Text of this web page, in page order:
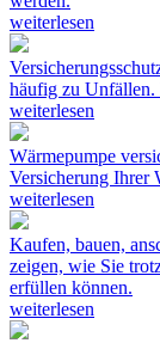
weiterlesen
häufig zu Unfällen.
weiterlesen
Wärmepumpe
Versicherung Ihrer
weiterlesen
Kaufen, bauen,
zeigen, wie Sie
erfüllen können.
weiterlesen